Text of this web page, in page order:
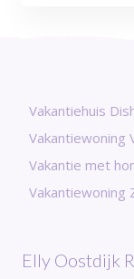
Vakantiehuis
Vakantiewoning
Vakantie met
Vakantiewoning
Elly Oostdijk